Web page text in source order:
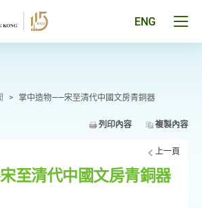
ENG
> 掌中造物——宋至清代中國文房青銅器
列印內容 複製內容
上一頁
至清代中國文房青銅器